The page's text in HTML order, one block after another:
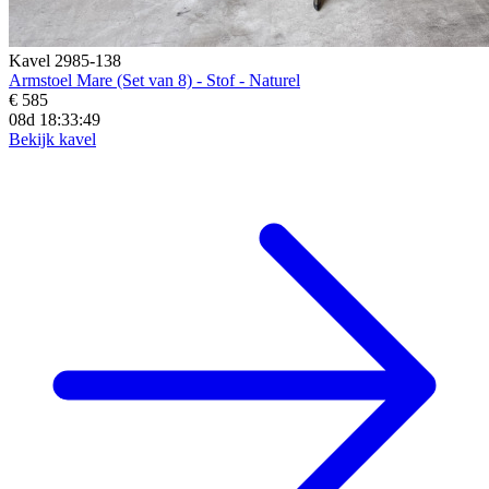
Kavel 2985-138
Armstoel Mare (Set van 8) - Stof - Naturel
€ 585
08d 18:33:46
Bekijk kavel